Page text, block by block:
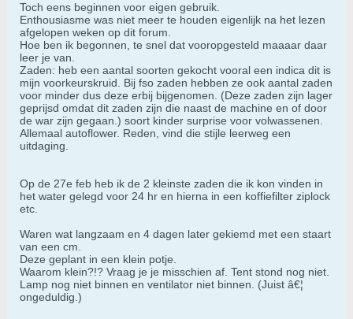
Toch eens beginnen voor eigen gebruik.
Enthousiasme was niet meer te houden eigenlijk na het lezen
afgelopen weken op dit forum.
Hoe ben ik begonnen, te snel dat vooropgesteld maaaar daar
leer je van.
Zaden: heb een aantal soorten gekocht vooral een indica dit is
mijn voorkeurskruid. Bij fso zaden hebben ze ook aantal zaden
voor minder dus deze erbij bijgenomen. (Deze zaden zijn lager
geprijsd omdat dit zaden zijn die naast de machine en of door
de war zijn gegaan.) soort kinder surprise voor volwassenen.
Allemaal autoflower. Reden, vind die stijle leerweg een
uitdaging.
Op de 27e feb heb ik de 2 kleinste zaden die ik kon vinden in
het water gelegd voor 24 hr en hierna in een koffiefilter ziplock
etc.
Waren wat langzaam en 4 dagen later gekiemd met een staart
van een cm.
Deze geplant in een klein potje.
Waarom klein?!? Vraag je je misschien af. Tent stond nog niet.
Lamp nog niet binnen en ventilator niet binnen. (Juist â€¦
ongeduldig.)